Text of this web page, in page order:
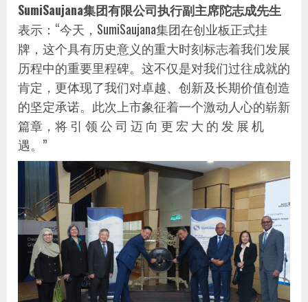
SumiSaujana集团有限公司执行副主席陀志成先生
表示：“今天，SumiSaujana集团在创业板正式挂
牌，这个具有历史意义的重大时刻标志着我们发展
历程中的重要里程碑。这不仅是对我们过往成就的
肯定，更体现了我们对卓越、创新及长期价值创造
的坚定承诺。此次上市象征着一个激动人心的崭新
篇章，将 引 领 公 司 迈 向 更 宏 大 的 发 展 机
遇。”